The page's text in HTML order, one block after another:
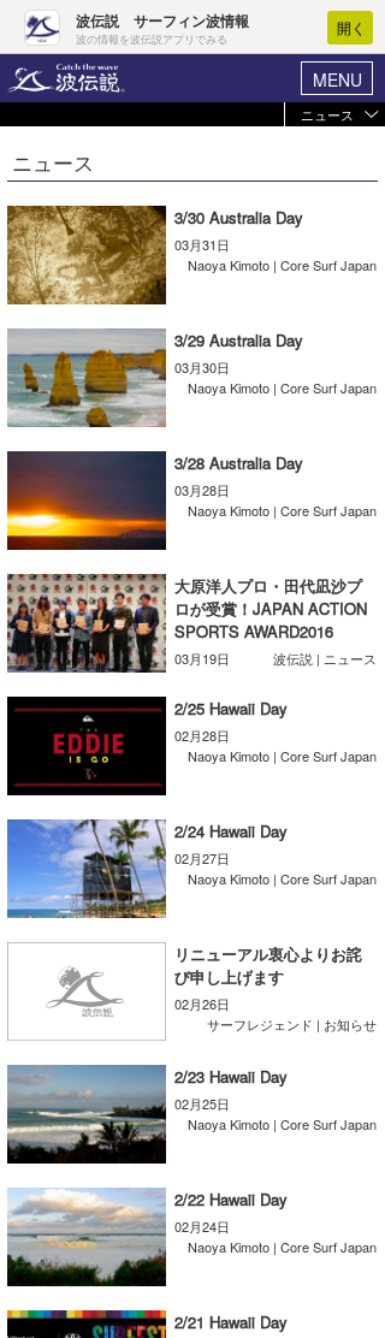
波伝説 サーフィン波情報
波の情報を波伝説アプリでみる
開く
MENU
ヘルプ マイホーム
ログイン
新規会員登録
波情報･概況
WAVE HUNTER波予想ツール
気象情報
ニュース
サーフィンエリアガイド
会員メニュー
ニュース
3/30 Australia Day
03月31日
Naoya Kimoto | Core Surf Japan
3/29 Australia Day
03月30日
Naoya Kimoto | Core Surf Japan
3/28 Australia Day
03月28日
Naoya Kimoto | Core Surf Japan
大原洋人プロ・田代凪沙プ
ロが受賞！JAPAN ACTION
SPORTS AWARD2016
03月19日 波伝説 | ニュース
2/25 Hawaii Day
02月28日
Naoya Kimoto | Core Surf Japan
2/24 Hawaii Day
02月27日
Naoya Kimoto | Core Surf Japan
リニューアル衷心よりお詫
び申し上げます
02月26日
サーフレジェンド | お知らせ
2/23 Hawaii Day
02月25日
Naoya Kimoto | Core Surf Japan
2/22 Hawaii Day
02月24日
Naoya Kimoto | Core Surf Japan
2/21 Hawaii Day
ニュース
Core Surf Japan
コンテスト
ファッション/グッズ
アート＆エンタメ
コラム
トラベル
ショップ情報
ショップ情報
湘南
千葉北
伊豆
千葉南
大阪
沖縄
ウラナミ
その他
ルール＆How to
VOTE!
サーファーズ
ライター/寄稿メディア
Core Surf Japan
Naoya Kimoto
mitsuteru Kamio
Yasunari Inoue
メディア
SURFMEDIA
Colors MAGAZINE
波伝説アンバサダー/プロライダー
福島寿実子
波伝説スタッフ